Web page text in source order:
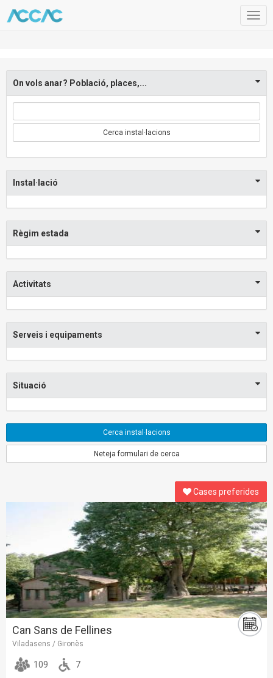
On vols anar? Població, places,...
Cerca instal·lacions
Instal·lació
Règim estada
Activitats
Serveis i equipaments
Situació
Cerca instal·lacions
Neteja formulari de cerca
Cases preferides
Can Sans de Fellines
Viladasens / Gironès
109 7